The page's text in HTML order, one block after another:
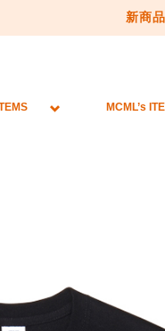
新商
MCML’s